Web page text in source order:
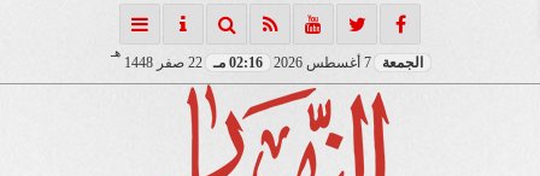
الجمعة 7 أغسطس 2026 02:16 مـ 22 صفر 1448
هـ